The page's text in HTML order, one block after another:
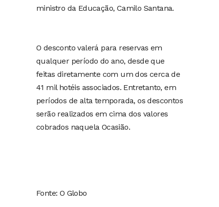
ministro da Educação, Camilo Santana.
O desconto valerá para reservas em
qualquer período do ano, desde que
feitas diretamente com um dos cerca de
41 mil hotéis associados. Entretanto, em
períodos de alta temporada, os descontos
serão realizados em cima dos valores
cobrados naquela Ocasião.
Fonte: O Globo